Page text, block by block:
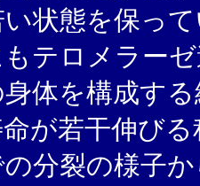
状態を保っ
テロメラー
体を構成す
が若干伸び
の分裂の様子